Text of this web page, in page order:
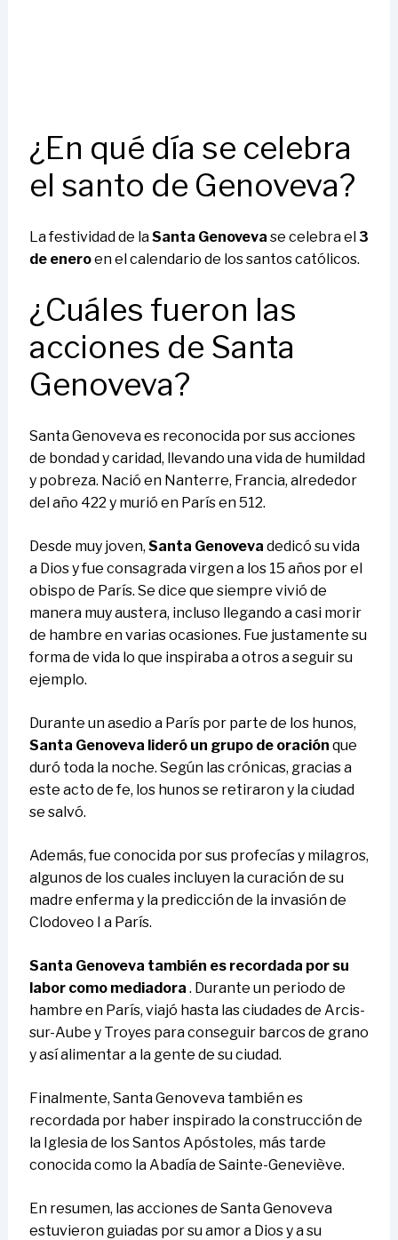
¿En qué día se celebra
el santo de Genoveva?
La festividad de laSanta Genoveva se celebra el3
de eneroen el calendario de los santos católicos.
¿Cuáles fueron las
acciones de Santa
Genoveva?
Santa Genoveva es reconocida por sus acciones
de bondad y caridad, llevando una vida de humildad
y pobreza. Nació en Nanterre, Francia, alrededor
del año 422 y murió en París en 512.
Desde muy joven, Santa Genoveva dedicó su vida
a Dios y fue consagrada virgen a los 15 años por el
obispo de París. Se dice que siempre vivió de
manera muy austera, incluso llegando a casi morir
de hambre en varias ocasiones. Fue justamente su
forma de vida lo que inspiraba a otros a seguir su
ejemplo.
Durante un asedio a París por parte de los hunos,
Santa Genoveva lideró un grupo de oración que
duró toda la noche. Según las crónicas, gracias a
este acto de fe, los hunos se retiraron y la ciudad
se salvó.
Además, fue conocida por sus profecías y milagros,
algunos de los cuales incluyen la curación de su
madre enferma y la predicción de la invasión de
Clodoveo I a París.
Santa Genoveva también es recordada por su
labor como mediadora . Durante un periodo de
hambre en París, viajó hasta las ciudades de Arcis-
sur-Aube y Troyes para conseguir barcos de grano
y así alimentar a la gente de su ciudad.
Finalmente, Santa Genoveva también es
recordada por haber inspirado la construcción de
la Iglesia de los Santos Apóstoles, más tarde
conocida como la Abadía de Sainte-Geneviève.
En resumen, las acciones de Santa Genoveva
estuvieron guiadas por su amor a Dios y a su